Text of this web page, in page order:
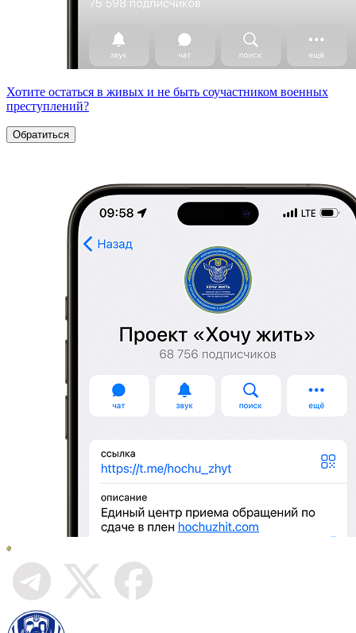
Хотите остаться в живых и не быть соучастником военных
преступлений?
Обратиться